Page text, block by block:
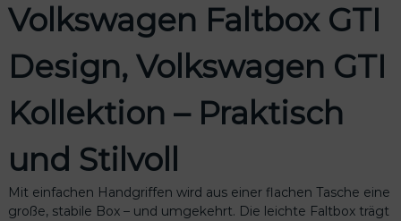
Volkswagen Faltbox GTI
Design, Volkswagen GTI
Kollektion – Praktisch
und Stilvoll
Mit einfachen Handgriffen wird aus einer flachen Tasche eine
große, stabile Box – und umgekehrt. Die leichte Faltbox trägt